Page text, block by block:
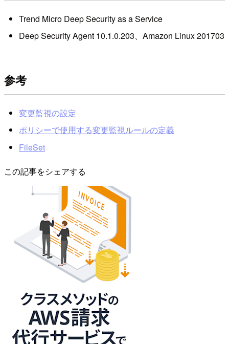
Trend Micro Deep Security as a Service
Deep Security Agent 10.1.0.203、Amazon Linux 201703
参考
変更監視の設定
ポリシーで使用する変更監視ルールの定義
FileSet
この記事をシェアする